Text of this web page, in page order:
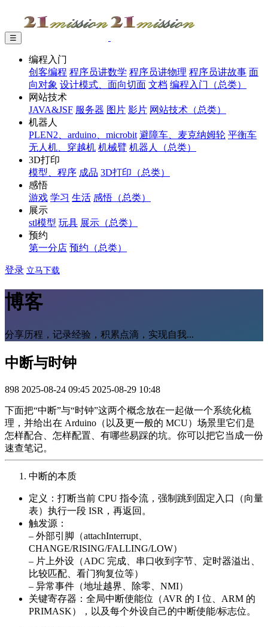
☰
编程入门
创客编程 程序员讲数学 程序员讲物理 程序员讲故事 面
向对象 设计模式、面向切面 文档 编程入门（总类）
网站技术
JAVA&JSF 服务器 图片 影片 网站技术（总类）
机器人
PLEN2、arduino、microbit 避障车、麦克纳姆轮 平衡车
无人机、穿越机 机械臂 机器人（总类）
3D打印
模型、程序 成品 3D打印（总类）
感悟
游戏 学习 生活 感悟（总类）
展示
stl模型 玩具 展示（总类）
预约
第一分店 预约（总类）
登录 立马下载
博客
分享历程，记录经验，积累点滴，实现自我...
中断与时钟
898 2025-08-24 09:45 2025-08-29 10:48
下面把“中断”与“时钟”这两个概念放在一起做一个系统化梳
理，并给出在 Arduino（以及更一般的 MCU）场景里它们是
怎样配合、怎样配置、有哪些易踩的坑。你可以把它当成一份
速查笔记。
中断的本质
定义：打断当前 CPU 指令流，强制跳到固定入口（向量
表）执行一段 ISR，再返回。
触发源：
– 外部引脚（attachInterrupt、
CHANGE/RISING/FALLING/LOW）
– 片上外设（ADC 完成、串口收到字节、定时器溢出、
比较匹配、看门狗复位等）
– 异常事件（地址越界、除零、NMI）
关键寄存器：全局中断使能位（AVR 的 I 位、ARM 的
PRIMASK），以及每个外设自己的中断使能/标志位。